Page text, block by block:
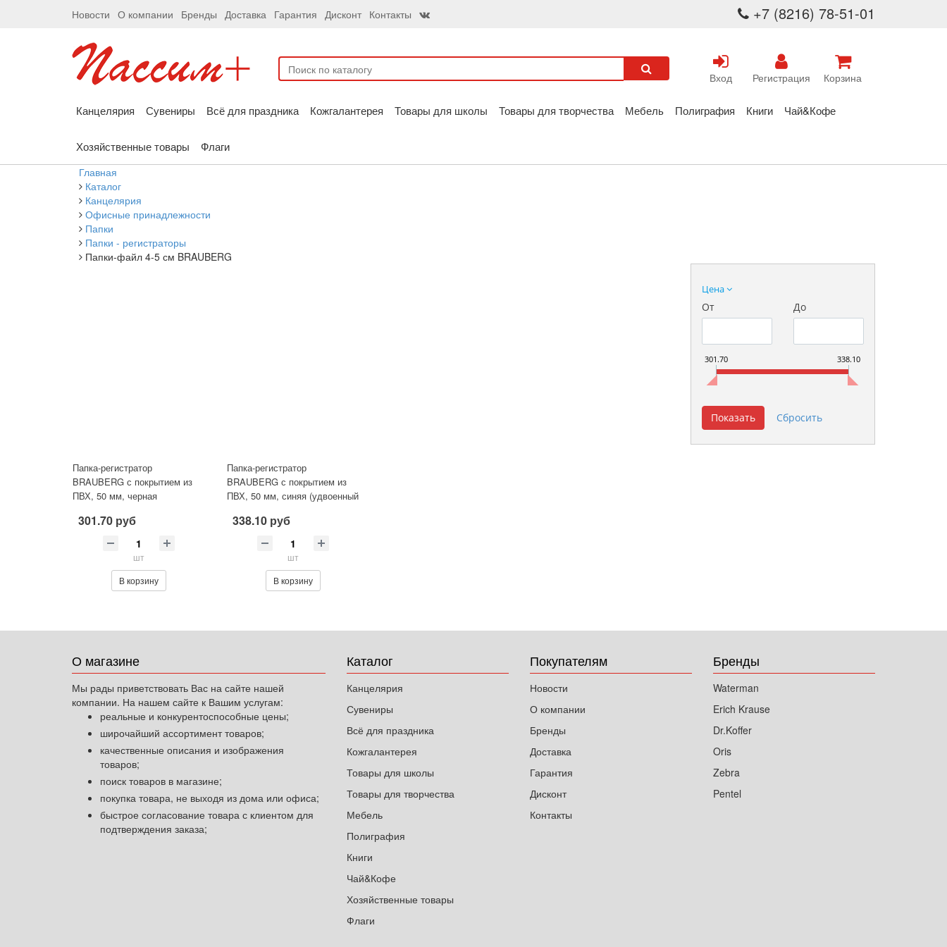
Новости О компании Бренды Доставка Гарантия Дисконт Контакты +7 (8216) 78-51-01
Вход Регистрация Корзина
Канцелярия Сувениры Всё для праздника Кожгалантерея Товары для школы Товары для творчества Мебель Полиграфия Книги Чай&Кофе
Хозяйственные товары Флаги
Главная
Каталог
Канцелярия
Офисные принадлежности
Папки
Папки - регистраторы
Папки-файл 4-5 см BRAUBERG
Цена
От До
301.70 338.10
Папка-регистратор
BRAUBERG с покрытием из
ПВХ, 50 мм, черная
220886
301.70 руб
шт
В корзину
Папка-регистратор
BRAUBERG с покрытием из
ПВХ, 50 мм, синяя (удвоенный
338.10 руб
шт
В корзину
О магазине
Мы рады приветствовать Вас на сайте нашей
компании. На нашем сайте к Вашим услугам:
реальные и конкурентоспособные цены;
широчайший ассортимент товаров;
качественные описания и изображения
товаров;
поиск товаров в магазине;
покупка товара, не выходя из дома или офиса;
быстрое согласование товара с клиентом для
подтверждения заказа;
Каталог
Канцелярия
Сувениры
Всё для праздника
Кожгалантерея
Товары для школы
Товары для творчества
Мебель
Полиграфия
Книги
Чай&Кофе
Хозяйственные товары
Флаги
Покупателям
Новости
О компании
Бренды
Доставка
Гарантия
Дисконт
Контакты
Бренды
Waterman
Erich Krause
Dr.Koffer
Oris
Zebra
Pentel